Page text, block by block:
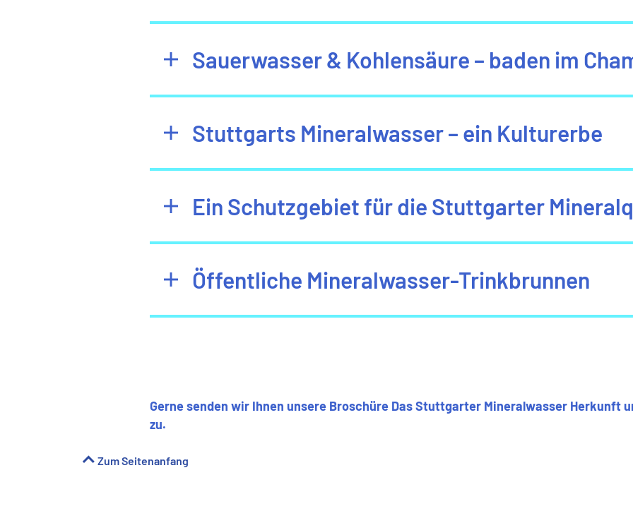
Sauerwasser & Kohlensäure – baden im
Stuttgarts Mineralwasser – ein Kulturerbe
Ein Schutzgebiet für die Stuttgarter
Öffentliche Mineralwasser-Trinkbrunnen
Gerne senden wir Ihnen unsere Broschüre Das Stuttgarter Mineralwasser Herkunft
zu.
Zum Seitenanfang